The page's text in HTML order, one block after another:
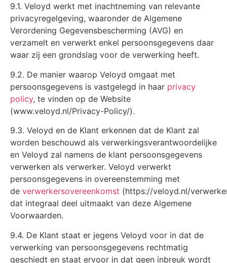
9.1. Veloyd werkt met inachtneming van relevante
privacyregelgeving, waaronder de Algemene
Verordening Gegevensbescherming (AVG) en
verzamelt en verwerkt enkel persoonsgegevens daar
waar zij een grondslag voor de verwerking heeft.
9.2. De manier waarop Veloyd omgaat met
persoonsgegevens is vastgelegd in haar privacy
policy, te vinden op de Website
(www.veloyd.nl/Privacy-Policy/).
9.3. Veloyd en de Klant erkennen dat de Klant zal
worden beschouwd als verwerkingsverantwoordelijke
en Veloyd zal namens de klant persoonsgegevens
verwerken als verwerker. Veloyd verwerkt
persoonsgegevens in overeenstemming met
de verwerkersovereenkomst (https://veloyd.nl/
dat integraal deel uitmaakt van deze Algemene
Voorwaarden.
9.4. De Klant staat er jegens Veloyd voor in dat de
verwerking van persoonsgegevens rechtmatig
geschiedt en staat ervoor in dat geen inbreuk wordt